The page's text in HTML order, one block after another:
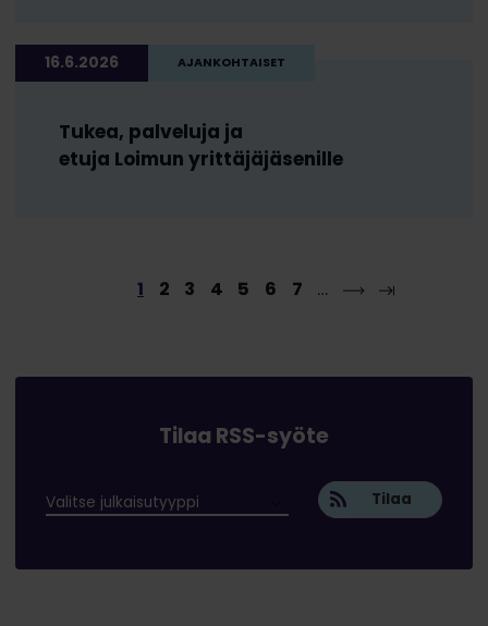
16.6.2026 AJANKOHTAISET
Tukea, palveluja ja
etuja Loimun yrittäjäjäsenille
1 2 3 4 5 6 7 …
Tilaa RSS-syöte
Tilaa